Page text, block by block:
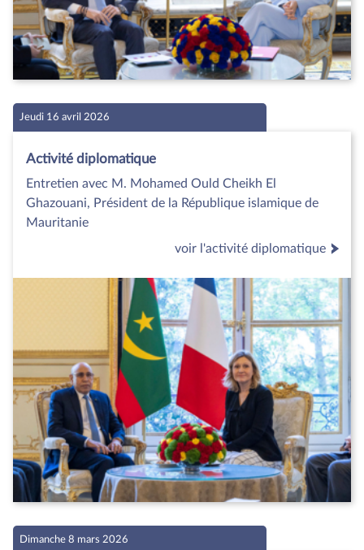
Jeudi 16 avril 2026
Activité diplomatique
Entretien avec M. Mohamed Ould Cheikh El
Ghazouani, Président de la République islamique de
Mauritanie
voir l'activité diplomatique
Dimanche 8 mars 2026